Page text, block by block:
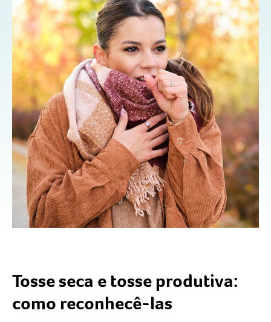
Tosse seca e tosse produtiva:
como reconhecê-las